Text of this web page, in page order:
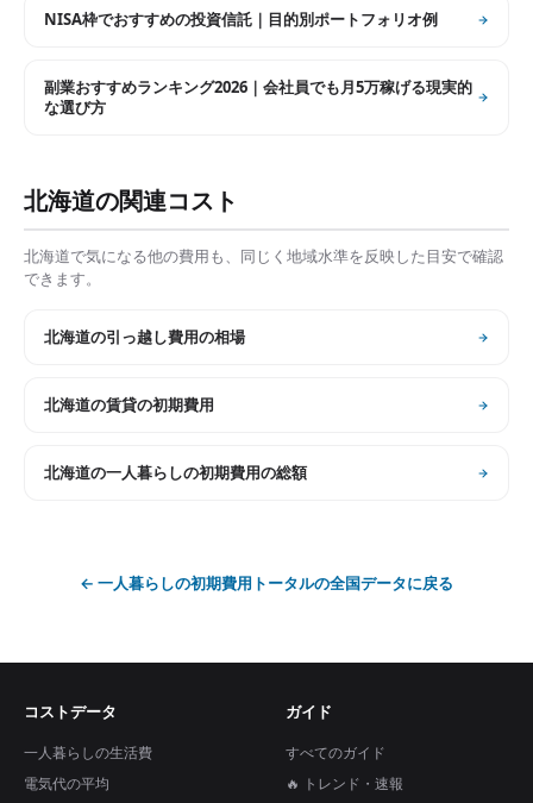
NISA枠でおすすめの投資信託｜目的別ポートフォリオ例
副業おすすめランキング2026｜会社員でも月5万稼げる現実的
な選び方
北海道の関連コスト
北海道で気になる他の費用も、同じく地域水準を反映した目安で確認
できます。
北海道の引っ越し費用の相場
北海道の賃貸の初期費用
北海道の一人暮らしの初期費用の総額
← 一人暮らしの初期費用トータルの全国データに戻る
コストデータ
一人暮らしの生活費
電気代の平均
ガイド
すべてのガイド
🔥 トレンド・速報